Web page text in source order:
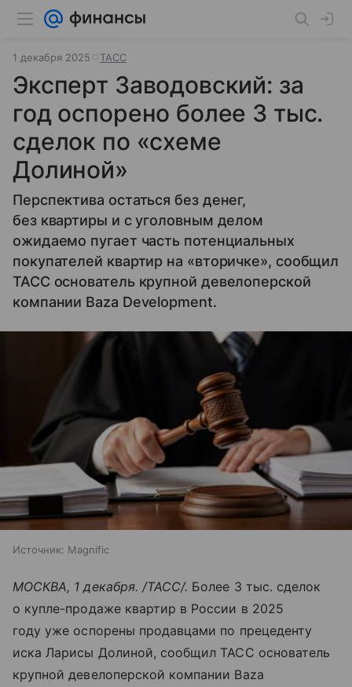
1 декабря 2025 ТАСС
Эксперт Заводовский: за
год оспорено более 3 тыс.
сделок по «схеме
Долиной»
Перспектива остаться без денег,
без квартиры и с уголовным делом
ожидаемо пугает часть потенциальных
покупателей квартир на «вторичке», сообщил
ТАСС основатель крупной девелоперской
компании Baza Development.
Источник: Magnific
МОСКВА, 1 декабря. /ТАСС/. Более 3 тыс. сделок
о купле-продаже квартир в России в 2025
году уже оспорены продавцами по прецеденту
иска Ларисы Долиной, сообщил ТАСС основатель
крупной девелоперской компании Baza